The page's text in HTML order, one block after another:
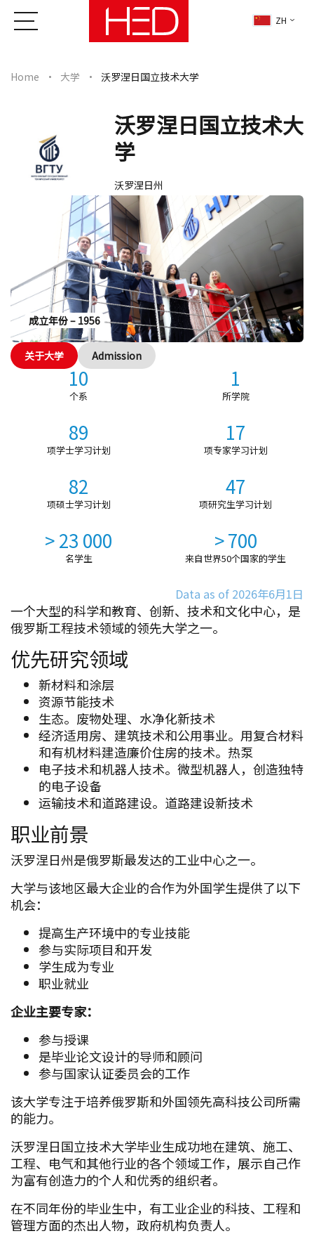
ZH
Home 大学 沃罗涅日国立技术大学
沃罗涅日国立技术大
学
沃罗涅日州
成立年份 – 1956
关于大学 Admission
10
个系
1
所学院
89
项学士学习计划
17
项专家学习计划
82
项硕士学习计划
47
项研究生学习计划
> 23 000
名学生
> 700
来自世界50个国家的学生
Data as of 2026年6月1日
一个大型的科学和教育、创新、技术和文化中心，是
俄罗斯工程技术领域的领先大学之一。
优先研究领域
新材料和涂层
资源节能技术
生态。废物处理、水净化新技术
经济适用房、建筑技术和公用事业。用复合材料
和有机材料建造廉价住房的技术。热泵
电子技术和机器人技术。微型机器人，创造独特
的电子设备
运输技术和道路建设。道路建设新技术
职业前景
沃罗涅日州是俄罗斯最发达的工业中心之一。
大学与该地区最大企业的合作为外国学生提供了以下
机会：
提高生产环境中的专业技能
参与实际项目和开发
学生成为专业
职业就业
企业主要专家：
参与授课
是毕业论文设计的导师和顾问
参与国家认证委员会的工作
该大学专注于培养俄罗斯和外国领先高科技公司所需
的能力。
沃罗涅日国立技术大学毕业生成功地在建筑、施工、
工程、电气和其他行业的各个领域工作，展示自己作
为富有创造力的个人和优秀的组织者。
在不同年份的毕业生中，有工业企业的科技、工程和
管理方面的杰出人物，政府机构负责人。